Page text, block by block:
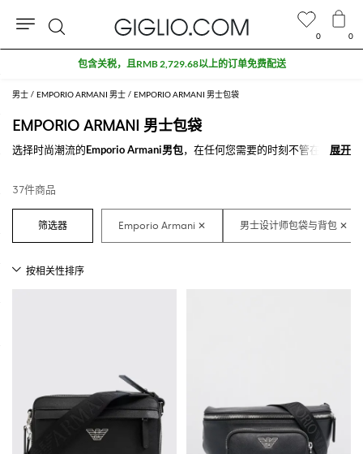
男士 EMPORIO ARMANI 男士 EMPORIO ARMANI 男士包袋
EMPORIO ARMANI 男士包袋
选择时尚潮流的Emporio Armani男包，在任何您需要的时刻不管在工作展开
展开
37件商品
0 0